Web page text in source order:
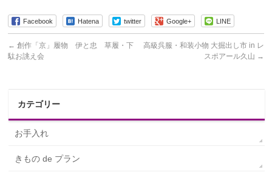
Facebook Hatena twitter Google+ LINE
← 創作「京」履物 伊と忠 草履・下
駄お誂え会
高級呉服・和装小物 大掘出し市 in レ
スポアール久山 →
カテゴリー
お手入れ
きもの de プラン